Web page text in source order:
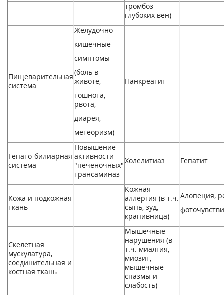
тромбоз
глубоких вен)
Пищеварительная
система
Желудочно-
кишечные
симптомы
(боль в
животе,
тошнота,
рвота,
диарея,
метеоризм)
Панкреатит
Гепато-билиарная
система
Повышение
активности
"печеночных"
трансаминаз
Холелитиаз Гепатит
Кожа и подкожная
ткань
Кожная
аллергия (в т.ч.
сыпь, зуд,
крапивница)
Алопеция,
Скелетная
мускулатура,
соединительная и
костная ткань
Мышечные
нарушения (в
т.ч. миалгия,
миозит,
мышечные
спазмы и
слабость)